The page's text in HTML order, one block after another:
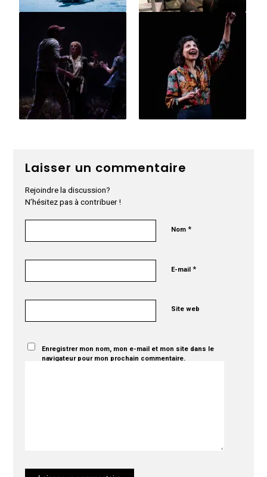
Laisser un commentaire
Rejoindre la discussion?
N’hésitez pas à contribuer !
Nom*
E-mail*
Site web
Enregistrer mon nom, mon e-mail et mon site dans le
navigateur pour mon prochain commentaire.